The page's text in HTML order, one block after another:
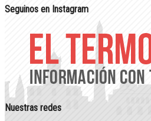
Seguinos en Instagram
Nuestras redes